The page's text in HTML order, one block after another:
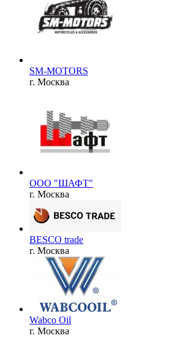
SM-MOTORS
г. Москва
ООО "ШАФТ"
г. Москва
BESCO trade
г. Москва
Wabco Oil
г. Москва